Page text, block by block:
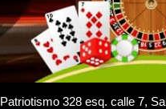
Patriotismo 328 esq. calle 7,